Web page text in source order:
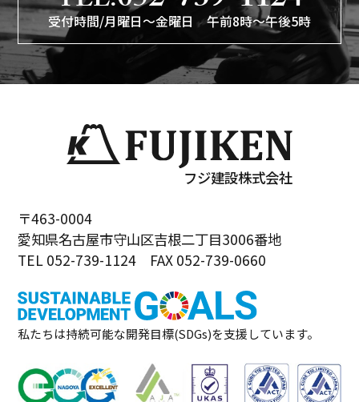
受付時間/月曜日〜金曜日 午前8時〜午後5時
フジ建設株式会社
〒463-0004
愛知県名古屋市守山区吉根二丁目3006番地
TEL 052-739-1124 FAX 052-739-0660
私たちは持続可能な開発目標(SDGs)を支援しています。